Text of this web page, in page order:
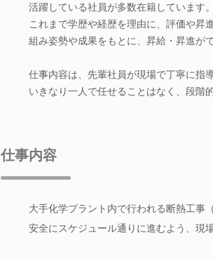
活躍している社員が多数在籍しています。
これまで学歴や経歴を理由に、評価や昇
組み姿勢や成果をもとに、昇給・昇進が
仕事内容は、先輩社員が現場で丁寧に指導
いきなり一人で任せることはなく、段階
仕事内容
大手化学プラント内で行われる断熱工事
安全にスケジュール通りに進むよう、現